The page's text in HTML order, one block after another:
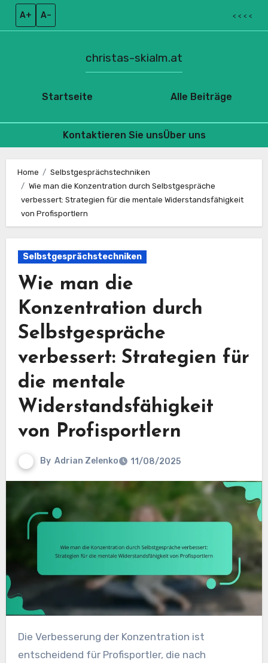
A+ A– < < < <
Startseite
christas-skialm.at
Alle Beiträge
Kontaktieren Sie unsÜber uns
content
Home
Selbstgesprächstechniken
Wie man die Konzentration durch Selbstgespräche
verbessert: Strategien für die mentale Widerstandsfähigkeit
von Profisportlern
Selbstgesprächstechniken
Wie man die
Konzentration durch
Selbstgespräche
verbessert: Strategien für
die mentale
Widerstandsfähigkeit
von Profisportlern
By Adrian Zelenko 11/08/2025
Die Verbesserung der Konzentration ist
entscheidend für Profisportler, die nach